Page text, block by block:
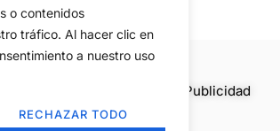
o contenidos
tráfico. Al hacer clic en
a nuestro uso
RECHAZAR TODO
Publicidad